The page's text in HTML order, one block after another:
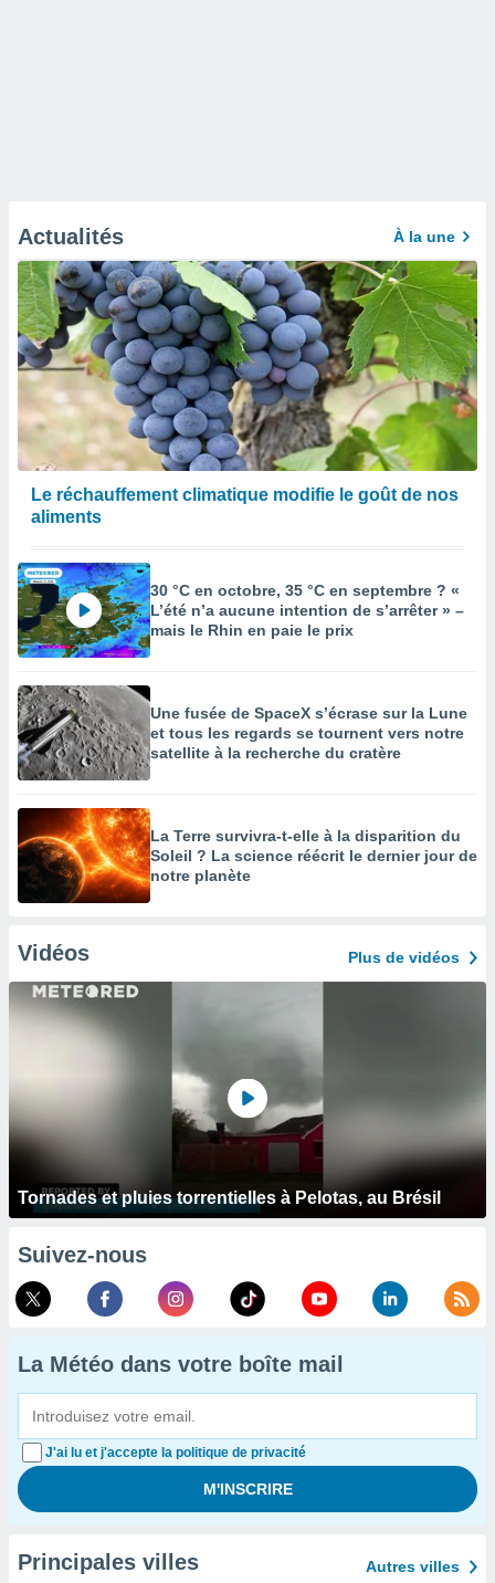
Actualités À la une
Le réchauffement climatique modifie le goût de nos
aliments
30 °C en octobre, 35 °C en septembre ? «
L’été n’a aucune intention de s’arrêter » –
mais le Rhin en paie le prix
Une fusée de SpaceX s’écrase sur la Lune
et tous les regards se tournent vers notre
satellite à la recherche du cratère
La Terre survivra-t-elle à la disparition du
Soleil ? La science réécrit le dernier jour de
notre planète
Vidéos Plus de vidéos
Tornades et pluies torrentielles à Pelotas, au Brésil
Suivez-nous
La Météo dans votre boîte mail
J'ai lu et j'accepte la politique de privacité
Principales villes Autres villes